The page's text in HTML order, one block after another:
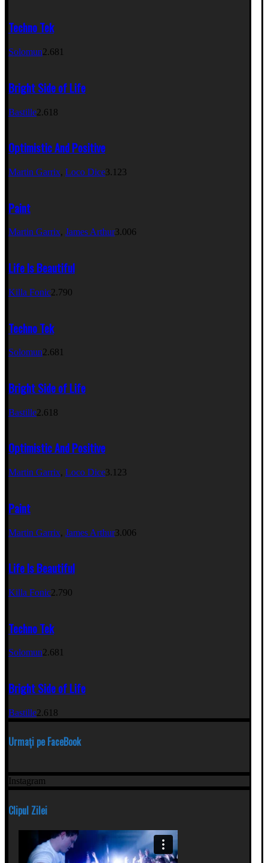
Techno Tek
Solomun2.681
Bright Side of Life
Bastille2.618
Optimistic And Positive
Martin Garrix, Loco Dice3.123
Paint
Martin Garrix, James Arthur3.006
Life Is Beautiful
Killa Fonic2.790
Techno Tek
Solomun2.681
Bright Side of Life
Bastille2.618
Optimistic And Positive
Martin Garrix, Loco Dice3.123
Paint
Martin Garrix, James Arthur3.006
Life Is Beautiful
Killa Fonic2.790
Techno Tek
Solomun2.681
Bright Side of Life
Bastille2.618
Urmați pe FaceBook
Instagram
Clipul Zilei